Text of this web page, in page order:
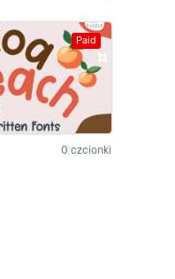
Paid
0 czcionki